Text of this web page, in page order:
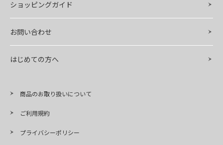
ショッピングガイド
お問い合わせ
はじめての方へ
商品のお取り扱いについて
ご利用規約
プライバシーポリシー